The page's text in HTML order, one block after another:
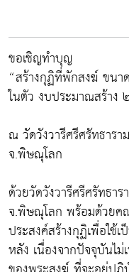
ขอเชิญทำบุญ
“สร้างกุฏิที่พักสงฆ์ ขน
ในตัว งบประมาณสร้า
ณ วัดวังวารีศรีศรัทธาร
จ.พิษณุโลก
ด้วยวัดวังวารีศรีศรัทธา
จ.พิษณุโลก พร้อมด้วยค
ประสงค์สร้างกุฏิเพื่อใ
หลัง เนื่องจากปัจจุบันไ